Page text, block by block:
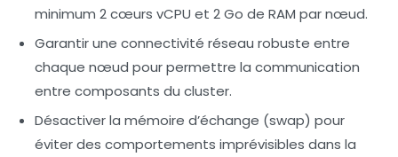
minimum 2 cœurs vCPU et 2 Go de RAM par nœud.
Garantir une connectivité réseau robuste entre
chaque nœud pour permettre la communication
entre composants du cluster.
Désactiver la mémoire d’échange (swap) pour
éviter des comportements imprévisibles dans la